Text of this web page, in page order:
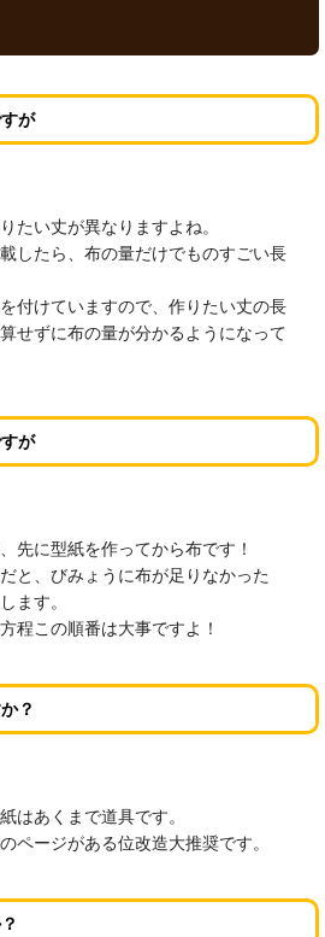
が
たい丈が異なりますよね。
したら、布の量だけでものすごい長
付けていますので、作りたい丈の長
せずに布の量が分かるようになって
が
先に型紙を作ってから布です！
と、びみょうに布が足りなかった
ます。
程この順番は大事ですよ！
？
はあくまで道具です。
ページがある位改造大推奨です。